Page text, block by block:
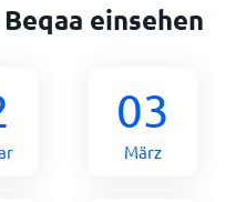
einsehen
03
März